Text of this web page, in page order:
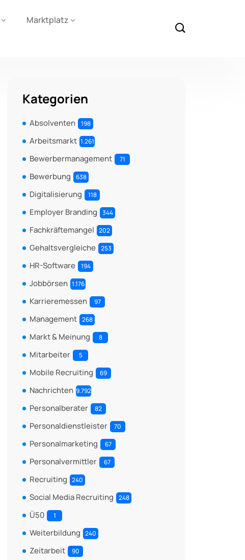
Marktplatz
Kategorien
Absolventen 198
Arbeitsmarkt 1.261
Bewerbermanagement 71
Bewerbung 638
Digitalisierung 118
Employer Branding 344
Fachkräftemangel 202
Gehaltsvergleiche 253
HR-Software 194
Jobbörsen 1.176
Karrieremessen 97
Management 268
Markt & Meinung 8
Mitarbeiter 5
Mobile Recruiting 69
Nachrichten 9.792
Personalberater 82
Personaldienstleister 70
Personalmarketing 67
Personalvermittler 67
Recruiting 240
Social Media Recruiting 248
Ü50 1
Weiterbildung 240
Zeitarbeit 90